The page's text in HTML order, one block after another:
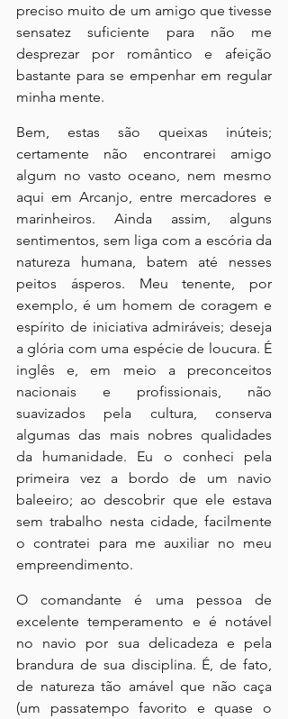
preciso muito de um amigo que tivesse
sensatez suficiente para não me
desprezar por romântico e afeição
bastante para se empenhar em regular
minha mente.
Bem, estas são queixas inúteis;
certamente não encontrarei amigo
algum no vasto oceano, nem mesmo
aqui em Arcanjo, entre mercadores e
marinheiros. Ainda assim, alguns
sentimentos, sem liga com a escória da
natureza humana, batem até nesses
peitos ásperos. Meu tenente, por
exemplo, é um homem de coragem e
espírito de iniciativa admiráveis; deseja
a glória com uma espécie de loucura. É
inglês e, em meio a preconceitos
nacionais e profissionais, não
suavizados pela cultura, conserva
algumas das mais nobres qualidades
da humanidade. Eu o conheci pela
primeira vez a bordo de um navio
baleeiro; ao descobrir que ele estava
sem trabalho nesta cidade, facilmente
o contratei para me auxiliar no meu
empreendimento.
O comandante é uma pessoa de
excelente temperamento e é notável
no navio por sua delicadeza e pela
brandura de sua disciplina. É, de fato,
de natureza tão amável que não caça
(um passatempo favorito e quase o